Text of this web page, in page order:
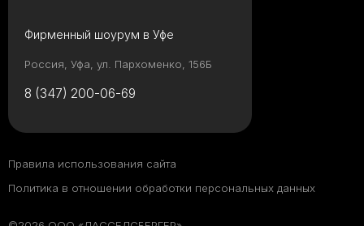
Фирменный шоурум в Уфе
Россия, Уфа, ул. Пархоменко, 156Б
8 (347) 200-06-69
Правила использования сайта
Политика в отношении обработки персональных данных